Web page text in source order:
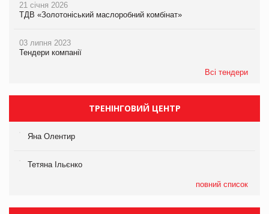
21 січня 2026
ТДВ «Золотоніський маслоробний комбінат»
03 липня 2023
Тендери компанії
Всі тендери
ТРЕНІНГОВИЙ ЦЕНТР
Яна Олентир
Тетяна Ільєнко
повний список